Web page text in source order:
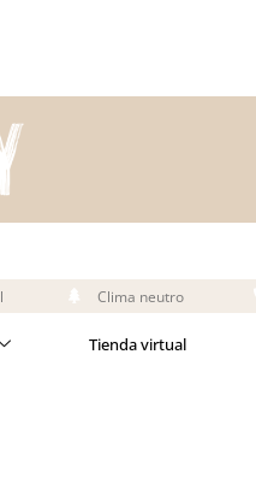
Clima neutro
Tienda virtual